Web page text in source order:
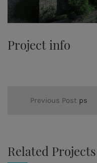
Project info
Previous Post ps
Related Projects